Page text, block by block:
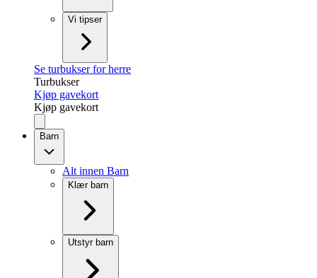
Vi tipser
Se turbukser for herre
Turbukser
Kjøp gavekort
Kjøp gavekort
Barn
Alt innen Barn
Klær barn
Utstyr barn